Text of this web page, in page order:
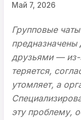
Май 7, 2026
Групповые
предназначены
друзьями — из-
теряется,
утомляет, а
эту проблему,